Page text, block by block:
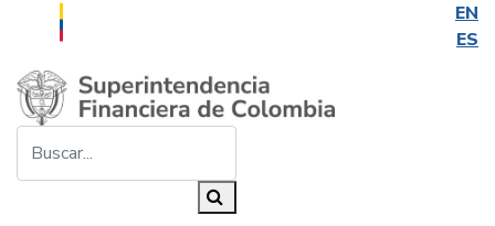
EN
ES
Saltar al contenido principal